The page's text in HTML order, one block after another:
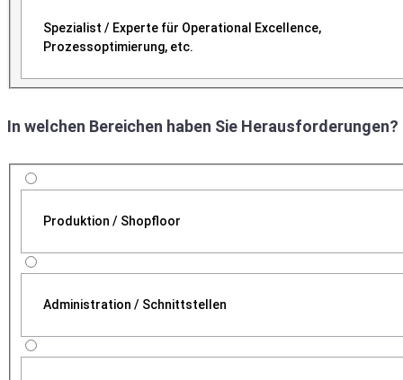
Spezialist / Experte für Operational Excellence,
Prozessoptimierung, etc.
In welchen Bereichen haben Sie Herausforderungen?
Produktion / Shopfloor
Administration / Schnittstellen